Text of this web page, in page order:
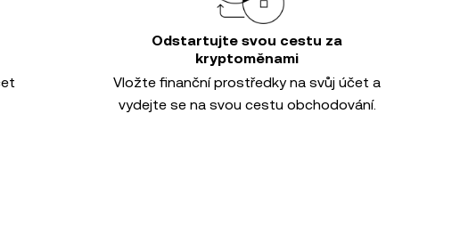
Odstartujte svou cestu za
kryptoměnami
Vložte finanční prostředky na svůj účet a
vydejte se na svou cestu obchodování.